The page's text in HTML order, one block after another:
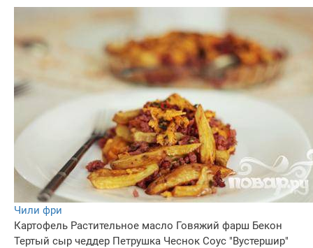
Чили фри
Картофель Растительное масло Говяжий фарш Бекон
Тертый сыр чеддер Петрушка Чеснок Соус "Вустершир"